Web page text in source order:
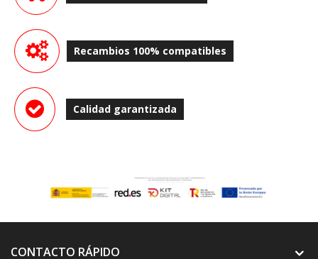
Recambios 100% compatibles
Calidad garantizada
CONTACTO RÁPIDO